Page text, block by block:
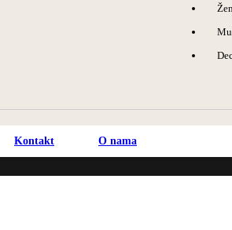
Kontakt O nama